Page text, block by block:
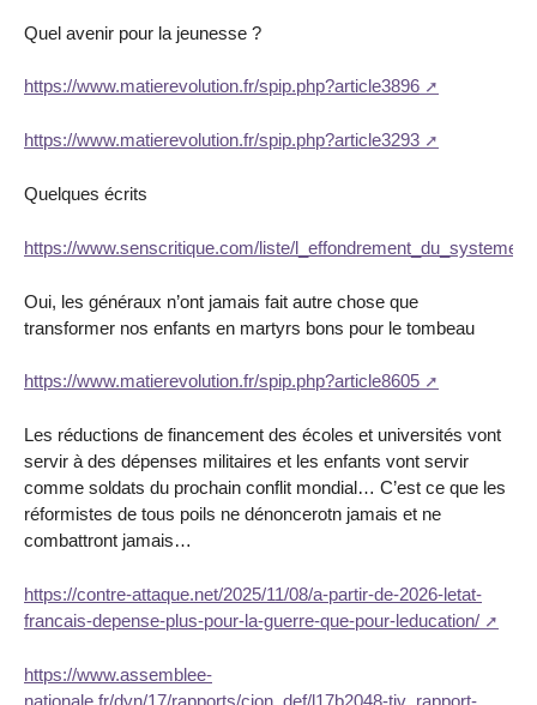
Quel avenir pour la jeunesse ?
https://www.matierevolution.fr/spip.php?article3896
https://www.matierevolution.fr/spip.php?article3293
Quelques écrits
https://www.senscritique.com/liste/
Oui, les généraux n’ont jamais fait autre chose que
transformer nos enfants en martyrs bons pour le tombeau
https://www.matierevolution.fr/spip.php?article8605
Les réductions de financement des écoles et universités vont
servir à des dépenses militaires et les enfants vont servir
comme soldats du prochain conflit mondial… C’est ce que les
réformistes de tous poils ne dénoncerotn jamais et ne
combattront jamais…
https://contre-attaque.net/2025/11/08/a-partir-de-2026-letat-
francais-depense-plus-pour-la-guerre-que-pour-leducation/
https://www.assemblee-
nationale.fr/dyn/17/rapports/cion_def/l17b2048-tiv_rapport-